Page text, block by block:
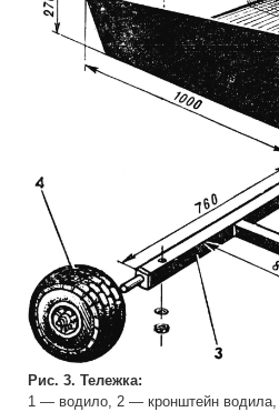
Рис. 3. Тележка:
1 — водило, 2 — кронштейн